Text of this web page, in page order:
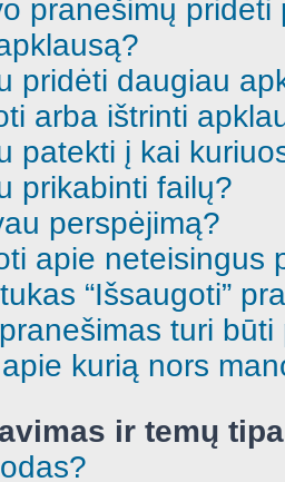
pranešimų pridėti
pridėti daugiau
arba ištrinti
patekti į kai
prikabinti failų?
perspėjimą?
apie neteisingus
“Išsaugoti”
turi būti
kurią nors
ir temų